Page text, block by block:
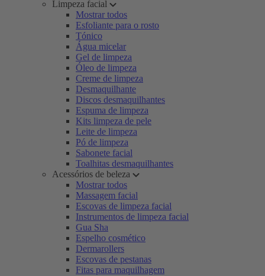
Limpeza facial
Mostrar todos
Esfoliante para o rosto
Tónico
Água micelar
Gel de limpeza
Óleo de limpeza
Creme de limpeza
Desmaquilhante
Discos desmaquilhantes
Espuma de limpeza
Kits limpeza de pele
Leite de limpeza
Pó de limpeza
Sabonete facial
Toalhitas desmaquilhantes
Acessórios de beleza
Mostrar todos
Massagem facial
Escovas de limpeza facial
Instrumentos de limpeza facial
Gua Sha
Espelho cosmético
Dermarollers
Escovas de pestanas
Fitas para maquilhagem